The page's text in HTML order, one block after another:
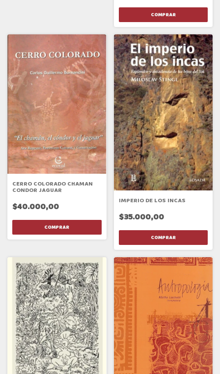
CERRO COLORADO CHAMAN
CONDOR JAGUAR
$40.000,00
IMPERIO DE LOS INCAS
$35.000,00